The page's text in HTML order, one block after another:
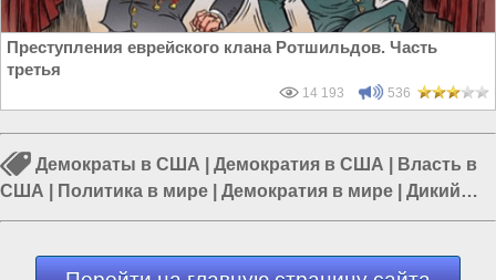
Преступления еврейского клана Ротшильдов. Часть
третья
14 193 536
Демократы в США Демократия в США
Власть в
США
Политика в мире Демократия в мире
Дикий
Запад|Власть в Европе